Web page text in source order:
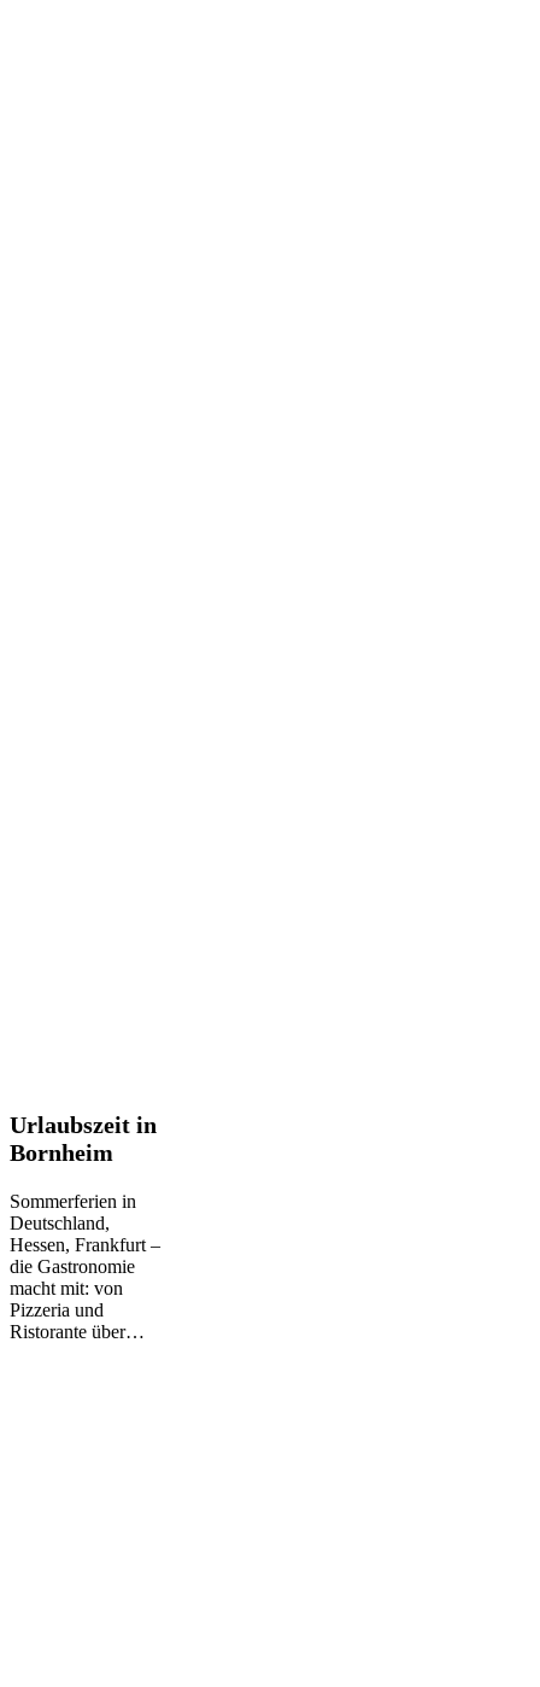
Urlaubszeit
in
Bornheim
Urlaubszeit in
Bornheim
Sommerferien in
Deutschland,
Hessen, Frankfurt –
die Gastronomie
macht mit: von
Pizzeria und
Ristorante über…